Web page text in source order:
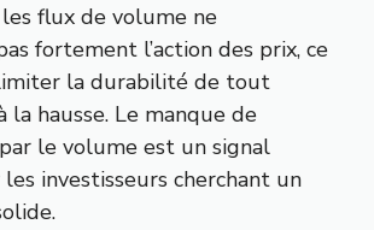
flux de volume ne
fortement l’action des prix, ce
la durabilité de tout
la hausse. Le manque de
le volume est un signal
investisseurs cherchant un